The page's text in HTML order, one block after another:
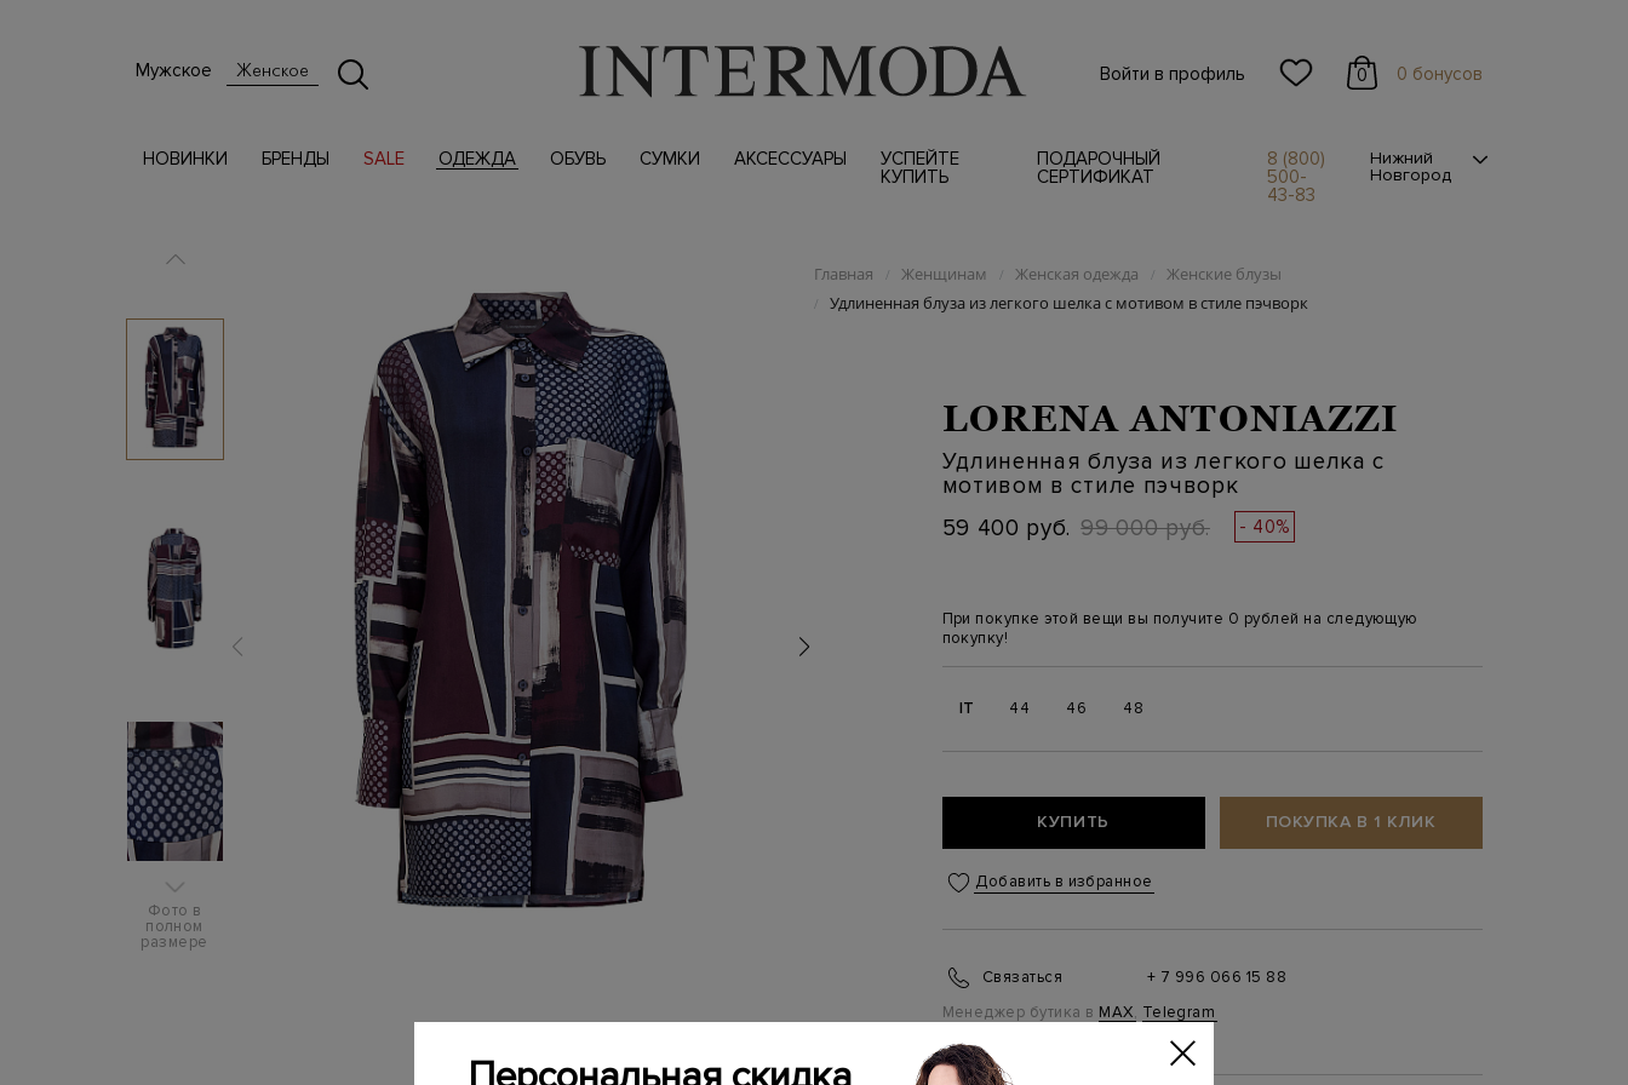
Мужское Женское Войти в профиль 0 0 бонусов
НОВИНКИ БРЕНДЫ SALE ОДЕЖДА ОБУВЬ СУМКИ АКСЕССУАРЫ
УСПЕЙТЕ
КУПИТЬ
ПОДАРОЧНЫЙ
СЕРТИФИКАТ
8 (800)
500-
43-83
Нижний
Новгород
Фото в
полном
размере
Главная / Женщинам / Женская одежда / Женские блузы
/ Удлиненная блуза из легкого шелка с мотивом в стиле пэчворк
LORENA ANTONIAZZI
Удлиненная блуза из легкого шелка с
мотивом в стиле пэчворк
59 400 руб. 99 000 руб. - 40%
При покупке этой вещи вы получите 0 рублей на следующую
покупку!
IT 44 46 48
КУПИТЬ ПОКУПКА В 1 КЛИК
Добавить в избранное
Связаться
+ 7 996 066 15 88
Менеджер бутика в MAX, Telegram